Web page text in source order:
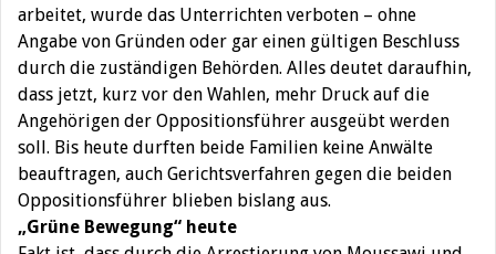
arbeitet, wurde das Unterrichten verboten – ohne
Angabe von Gründen oder gar einen gültigen Beschluss
durch die zuständigen Behörden. Alles deutet daraufhin,
dass jetzt, kurz vor den Wahlen, mehr Druck auf die
Angehörigen der Oppositionsführer ausgeübt werden
soll. Bis heute durften beide Familien keine Anwälte
beauftragen, auch Gerichtsverfahren gegen die beiden
Oppositionsführer blieben bislang aus.
„Grüne Bewegung“ heute